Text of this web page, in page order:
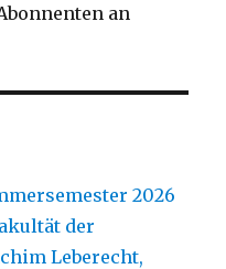
an
2026
der
Leberecht,